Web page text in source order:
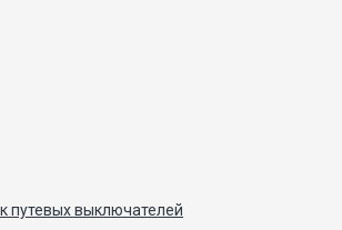
путевых выключателей